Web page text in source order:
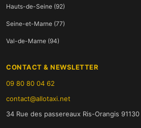
Hauts-de-Seine (92)
Seine-et-Marne (77)
Val-de-Marne (94)
CONTACT & NEWSLETTER
09 80 80 04 62
contact@allotaxi.net
34 Rue des passereaux Ris-Orangis 91130